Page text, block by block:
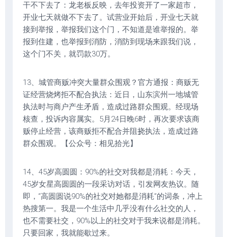
干不下去了：龙老板反映，去年投资开了一家超市，
开业七天就做不下去了。试营业开始后，开业七天就
接到举报，举报我们这个门，不知道是谁举报的。举
报到住建，也举报到消防，消防到现场来跟我们说，
这个门不关，就罚款30万。
13、城管商贩冲突大量群众围观？官方通报：商贩无
证经营烧烤拒不配合执法：近日，山东滨州一地城管
执法时与商户产生矛盾，造成过路群众围观。经现场
核查，投诉内容属实。5月24日晚6时，再次要求该商
贩停止经营，该商贩拒不配合并阻挠执法，造成过路
群众围观。【公众号：相见拾光】
14、45岁高圆圆：90%的社交对我都是消耗：今天，
45岁女星高圆圆的一段采访对话，引发网友热议。随
即，“高圆圆说90%的社交对她都是消耗”的词条，冲上
热搜第一。我是一个生活中几乎没有什么社交的人，
也不需要社交，90%以上的社交对于我来说都是消耗。
只要回家，我就能歇过来。